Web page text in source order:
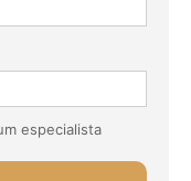
especialista